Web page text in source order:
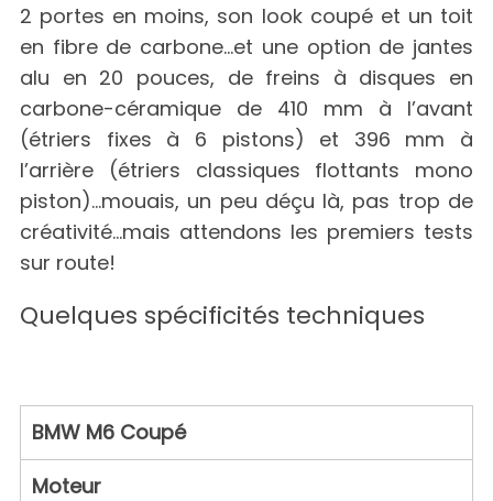
2 portes en moins, son look coupé et un toit
en fibre de carbone…et une option de jantes
alu en 20 pouces, de freins à disques en
carbone-céramique de 410 mm à l’avant
(étriers fixes à 6 pistons) et 396 mm à
l’arrière (étriers classiques flottants mono
piston)…mouais, un peu déçu là, pas trop de
créativité…mais attendons les premiers tests
sur route!
Quelques spécificités techniques
BMW M6 Coupé
Moteur